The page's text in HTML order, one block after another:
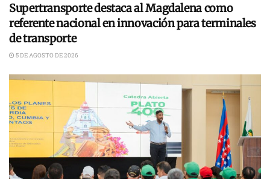
Supertransporte destaca al Magdalena como
referente nacional en innovación para terminales
de transporte
5 DE AGOSTO DE 2026